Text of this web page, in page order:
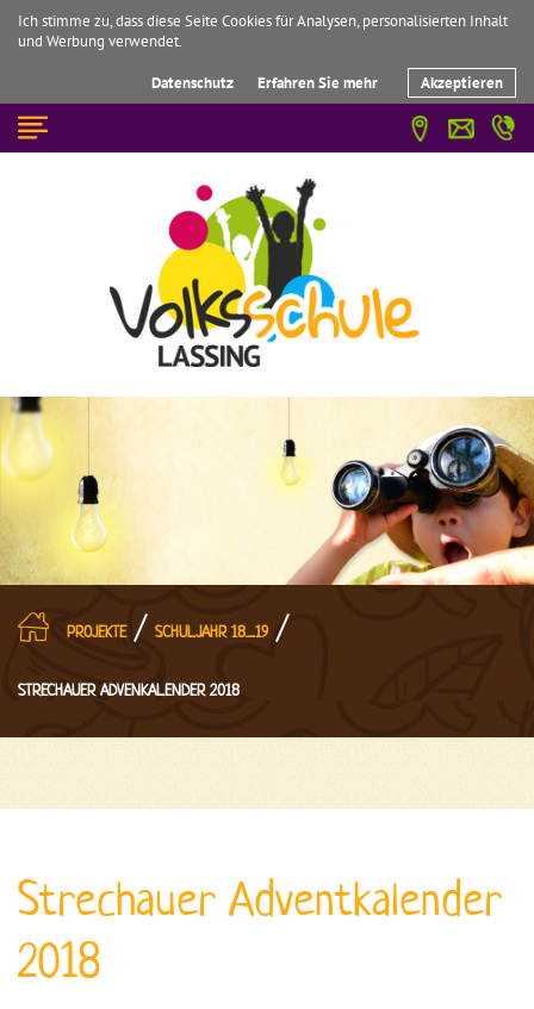
Ich stimme zu, dass diese Seite Cookies für Analysen, personalisierten Inhalt
und Werbung verwendet.
Datenschutz Erfahren Sie mehr Akzeptieren
☰
PROJEKTE/ SCHULJAHR 18_19 /
STRECHAUER ADVENKALENDER 2018
Strechauer Adventkalender
2018